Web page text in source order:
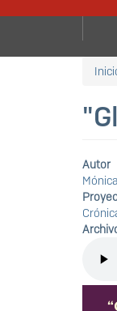
Autor